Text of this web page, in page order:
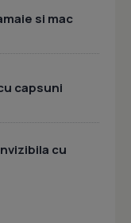
si mac
capsuni
cu